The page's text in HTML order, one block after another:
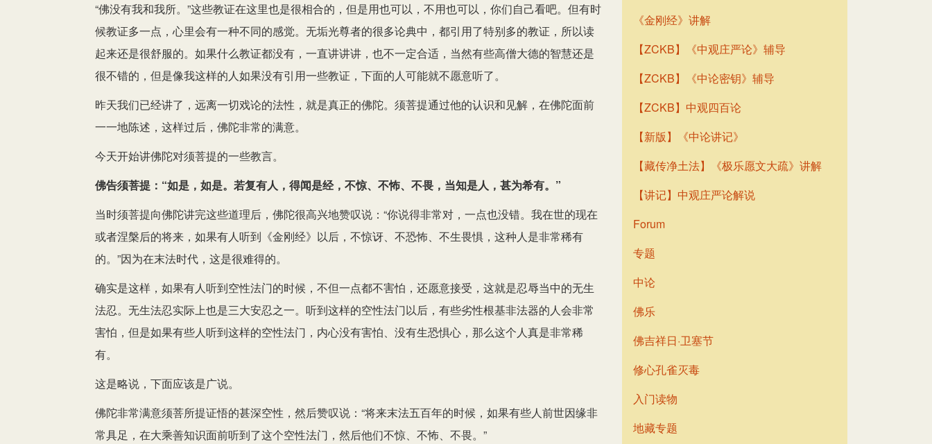
“佛没有我和我所。”这些教证在这里也是很相合的，但是用也可以，不用也可以，你们自己看吧。但有时
候教证多一点，心里会有一种不同的感觉。无垢光尊者的很多论典中，都引用了特别多的教证，所以读
起来还是很舒服的。如果什么教证都没有，一直讲讲讲，也不一定合适，当然有些高僧大德的智慧还是
很不错的，但是像我这样的人如果没有引用一些教证，下面的人可能就不愿意听了。
昨天我们已经讲了，远离一切戏论的法性，就是真正的佛陀。须菩提通过他的认识和见解，在佛陀面前
一一地陈述，这样过后，佛陀非常的满意。
今天开始讲佛陀对须菩提的一些教言。
佛告须菩提：“如是，如是。若复有人，得闻是经，不惊、不怖、不畏，当知是人，甚为希有。”
当时须菩提向佛陀讲完这些道理后，佛陀很高兴地赞叹说：“你说得非常对，一点也没错。我在世的现在
或者涅槃后的将来，如果有人听到《金刚经》以后，不惊讶、不恐怖、不生畏惧，这种人是非常稀有
的。”因为在末法时代，这是很难得的。
确实是这样，如果有人听到空性法门的时候，不但一点都不害怕，还愿意接受，这就是忍辱当中的无生
法忍。无生法忍实际上也是三大安忍之一。听到这样的空性法门以后，有些劣性根基非法器的人会非常
害怕，但是如果有些人听到这样的空性法门，内心没有害怕、没有生恐惧心，那么这个人真是非常稀
有。
这是略说，下面应该是广说。
佛陀非常满意须菩所提证悟的甚深空性，然后赞叹说：“将来末法五百年的时候，如果有些人前世因缘非
常具足，在大乘善知识面前听到了这个空性法门，然后他们不惊、不怖、不畏。”
《金刚经》讲解
【ZCKB】《中观庄严论》辅导
【ZCKB】《中论密钥》辅导
【ZCKB】中观四百论
【新版】《中论讲记》
【藏传净土法】《极乐愿文大疏》讲解
【讲记】中观庄严论解说
Forum
专题
中论
佛乐
佛吉祥日·卫塞节
修心孔雀灭毒
入门读物
地藏专题